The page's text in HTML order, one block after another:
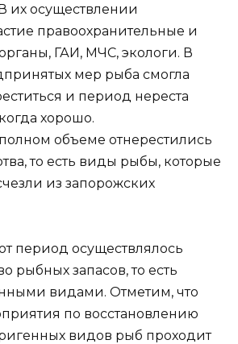
их осуществлении
правоохранительные и
ГАИ, МЧС, экологи. В
мер рыба смогла
и период нереста
хорошо.
объеме отнерестились
то есть виды рыбы, которые
из запорожских
период осуществлялось
рыбных запасов, то есть
видами. Отметим, что
по восстановлению
видов рыб проходит